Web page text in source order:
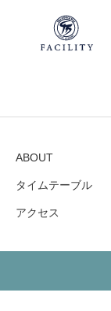
ABOUT
タイムテーブル
アクセス